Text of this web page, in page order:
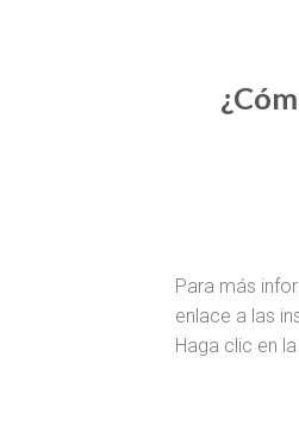
Para más
enlace a las
Haga clic en